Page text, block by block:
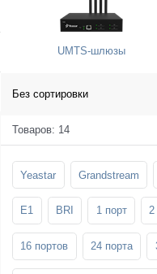
UMTS-шлюзы
Без сортировки
Товаров: 14
Yeastar Grandstream
E1 BRI 1 порт 2
16 портов 24 порта
Стойки и
телевизоров
Шахтные телефоны
SFP-модули
3G/4G LTE и ADSL
Мобильные